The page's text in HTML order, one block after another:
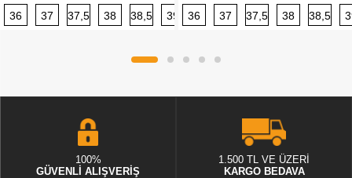
36 37 37,5 38 38,5 39 40 40,5 41 42 42,5
36 37 37,5 38 38,5
100%
GÜVENLİ ALIŞVERİŞ
1.500 TL VE ÜZERİ
KARGO BEDAVA